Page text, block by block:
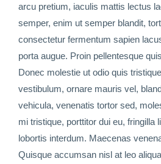
arcu pretium, iaculis mattis lectus
semper, enim ut semper blandit,
consectetur fermentum sapien
porta augue. Proin pellentesque
Donec molestie ut odio quis
vestibulum, ornare mauris vel,
vehicula, venenatis tortor sed,
mi tristique, porttitor dui eu, fringilla
lobortis interdum. Maecenas
Quisque accumsan nisl at leo